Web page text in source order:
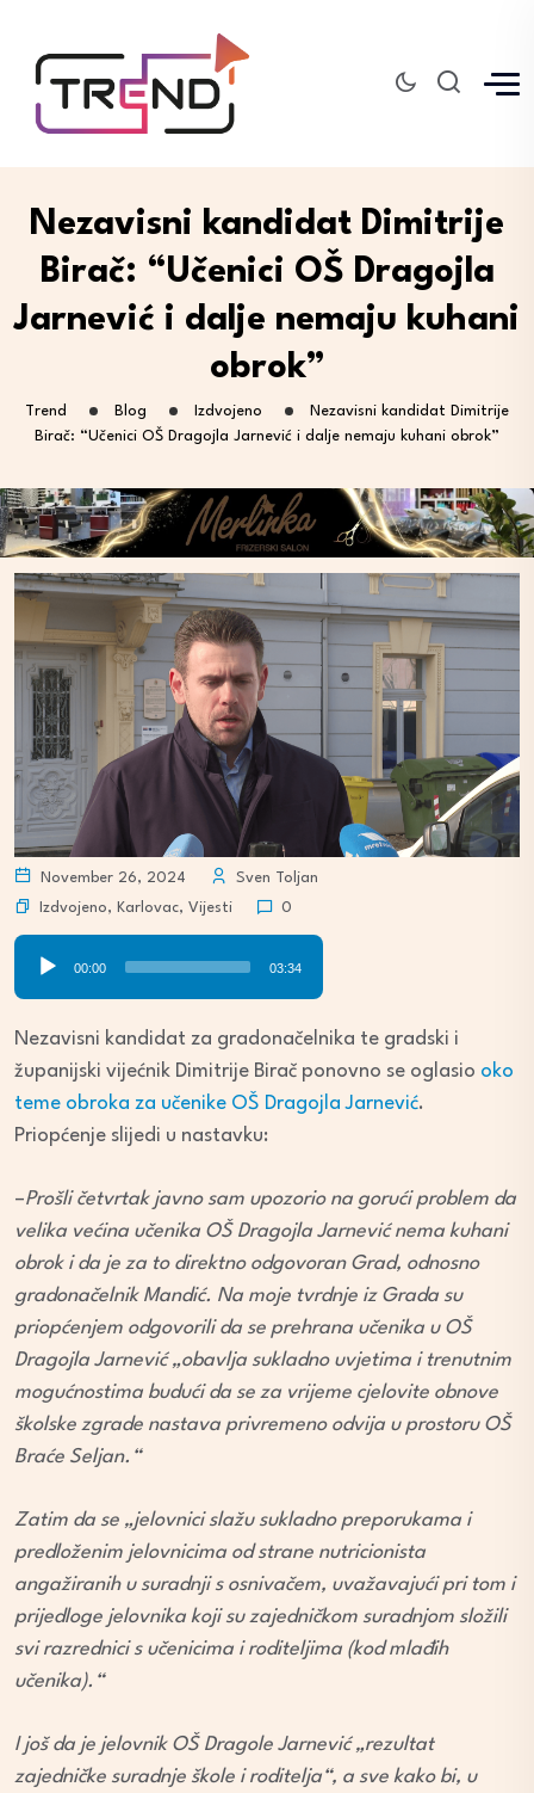
Nezavisni kandidat Dimitrije
Birač: “Učenici OŠ Dragojla
Jarnević i dalje nemaju kuhani
obrok”
Trend Blog Izdvojeno
Nezavisni kandidat Dimitrije
Birač: “Učenici OŠ Dragojla Jarnević i dalje nemaju kuhani obrok”
November 26, 2024
Sven Toljan
Izdvojeno, Karlovac, Vijesti 0
00:00 03:34
Nezavisni kandidat za gradonačelnika te gradski i
županijski vijećnik Dimitrije Birač ponovno se oglasio oko
teme obroka za učenike OŠ Dragojla Jarnević.
Priopćenje slijedi u nastavku:
–Prošli četvrtak javno sam upozorio na gorući problem da
velika većina učenika OŠ Dragojla Jarnević nema kuhani
obrok i da je za to direktno odgovoran Grad, odnosno
gradonačelnik Mandić. Na moje tvrdnje iz Grada su
priopćenjem odgovorili da se prehrana učenika u OŠ
Dragojla Jarnević „obavlja sukladno uvjetima i trenutnim
mogućnostima budući da se za vrijeme cjelovite obnove
školske zgrade nastava privremeno odvija u prostoru OŠ
Braće Seljan.“
Zatim da se „jelovnici slažu sukladno preporukama i
predloženim jelovnicima od strane nutricionista
angažiranih u suradnji s osnivačem, uvažavajući pri tom i
prijedloge jelovnika koji su zajedničkom suradnjom složili
svi razrednici s učenicima i roditeljima (kod mlađih
učenika).“
I još da je jelovnik OŠ Dragole Jarnević „rezultat
zajedničke suradnje škole i roditelja“, a sve kako bi, u